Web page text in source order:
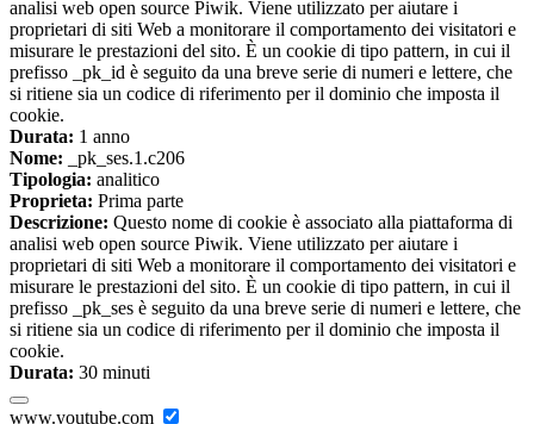
analisi web open source Piwik. Viene utilizzato per aiutare i
proprietari di siti Web a monitorare il comportamento dei visitatori e
misurare le prestazioni del sito. È un cookie di tipo pattern, in cui il
prefisso _pk_id è seguito da una breve serie di numeri e lettere, che
si ritiene sia un codice di riferimento per il dominio che imposta il
cookie.
Durata: 1 anno
Nome: _pk_ses.1.c206
Tipologia: analitico
Proprieta: Prima parte
Descrizione: Questo nome di cookie è associato alla piattaforma di
analisi web open source Piwik. Viene utilizzato per aiutare i
proprietari di siti Web a monitorare il comportamento dei visitatori e
misurare le prestazioni del sito. È un cookie di tipo pattern, in cui il
prefisso _pk_ses è seguito da una breve serie di numeri e lettere, che
si ritiene sia un codice di riferimento per il dominio che imposta il
cookie.
Durata: 30 minuti
www.youtube.com